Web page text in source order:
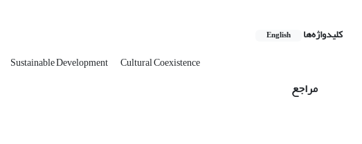
کلیدواژه‌ها English
Sustainable Development Cultural Coexistence
مراجع